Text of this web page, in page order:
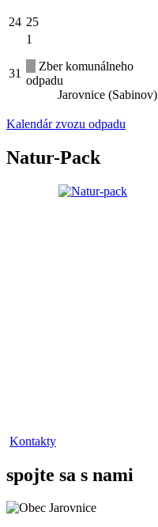
24 25
31
1
Zber komunálneho
odpadu
Jarovnice (Sabinov)
Kalendár zvozu odpadu
Natur-Pack
Kontakty
spojte sa s nami